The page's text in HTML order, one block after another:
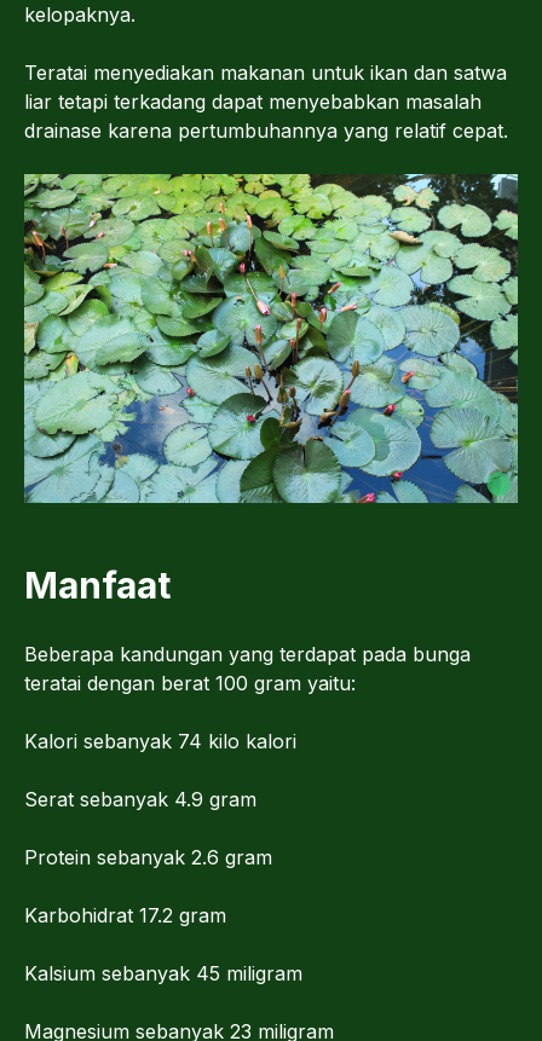
kelopaknya.
Teratai menyediakan makanan untuk ikan dan satwa
liar tetapi terkadang dapat menyebabkan masalah
drainase karena pertumbuhannya yang relatif cepat.
Manfaat
Beberapa kandungan yang terdapat pada bunga
teratai dengan berat 100 gram yaitu:
Kalori sebanyak 74 kilo kalori
Serat sebanyak 4.9 gram
Protein sebanyak 2.6 gram
Karbohidrat 17.2 gram
Kalsium sebanyak 45 miligram
Magnesium sebanyak 23 miligram